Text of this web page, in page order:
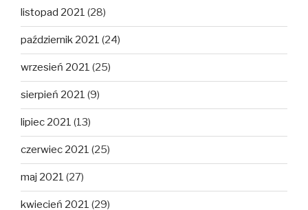
listopad 2021 (28)
październik 2021 (24)
wrzesień 2021 (25)
sierpień 2021 (9)
lipiec 2021 (13)
czerwiec 2021 (25)
maj 2021 (27)
kwiecień 2021 (29)